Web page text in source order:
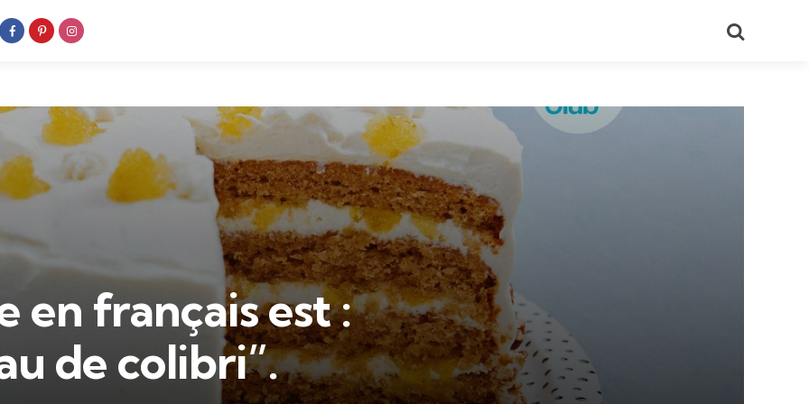
en français est :
de colibri”.